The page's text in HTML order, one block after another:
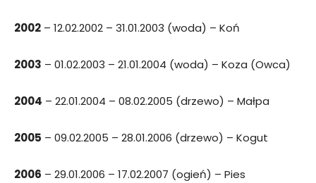
2002 – 12.02.2002 – 31.01.2003 (woda) – Koń
2003 – 01.02.2003 – 21.01.2004 (woda) – Koza (Owca)
2004 – 22.01.2004 – 08.02.2005 (drzewo) – Małpa
2005 – 09.02.2005 – 28.01.2006 (drzewo) – Kogut
2006 – 29.01.2006 – 17.02.2007 (ogień) – Pies